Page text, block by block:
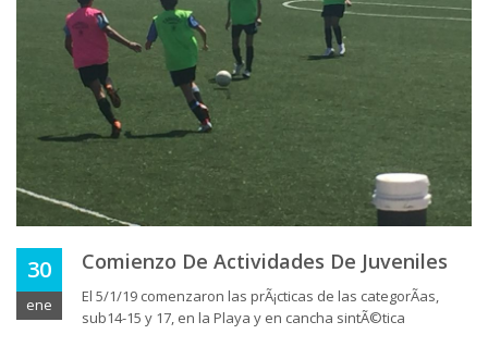
30
ene
Comienzo De Actividades De Juveniles
El 5/1/19 comenzaron las prÃ¡cticas de las categorÃ­as,
sub14-15 y 17, en la Playa y en cancha sintÃ©tica